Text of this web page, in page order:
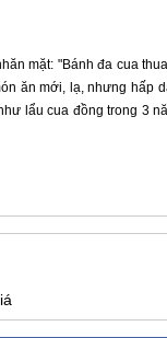
mặt: "Bánh đa cua
ăn mới, lạ, nhưng hấp
lẩu cua đồng trong 3